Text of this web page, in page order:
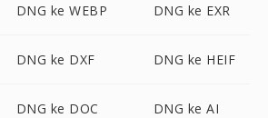
DNG ke WEBP DNG ke EXR
DNG ke DXF DNG ke HEIF
DNG ke DOC DNG ke AI